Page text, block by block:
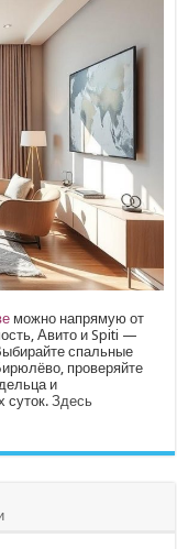
можно напрямую от
Авито и Spiti —
спальные
проверяйте
и
суток.Здесь